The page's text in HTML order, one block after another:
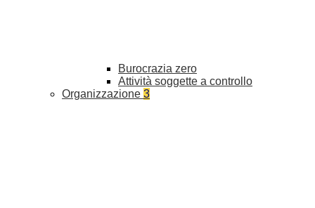
Burocrazia zero
Attività soggette a controllo
Organizzazione 3